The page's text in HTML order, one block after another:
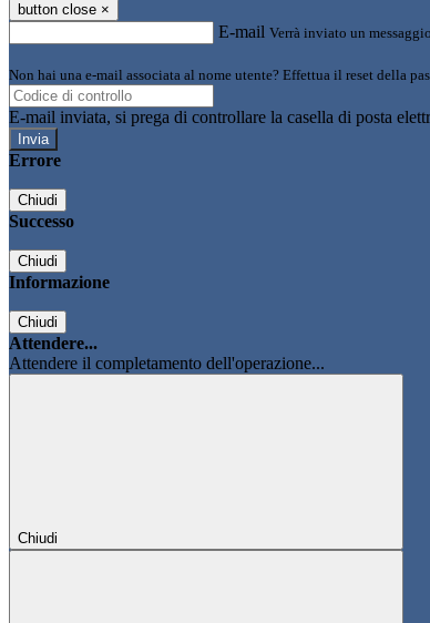
button close ×
E-mail Verrà inviato un
Non hai una e-mail associata al nome utente? Effettua il reset della
E-mail inviata, si prega di controllare la casella di posta
Errore
Chiudi
Successo
Chiudi
Informazione
Chiudi
Attendere...
Attendere il completamento dell'operazione...
Chiudi